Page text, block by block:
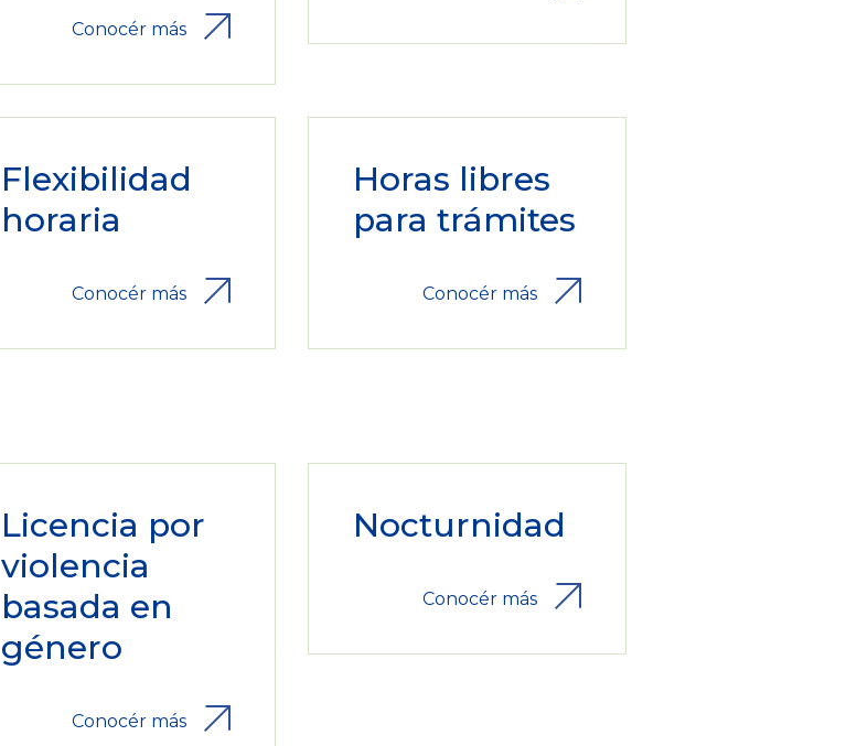
Conocér más
Flexibilidad
horaria
Conocér más
Horas libres
para trámites
Conocér más
Licencia por
violencia
basada en
género
Conocér más
Nocturnidad
Conocér más